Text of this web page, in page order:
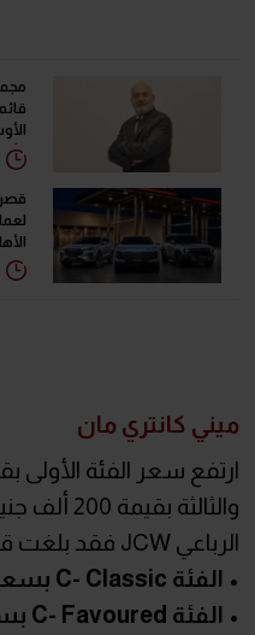
ميني كانتري مان
والثالثة
الرباعي JCW فقد بلغت قيمة زيادته 240 ألف جنيه.
• الفئة C- Classic بسعر 2,630,000 جنيه
• الفئة C- Favoured بسعر 2,890,000 جنيه